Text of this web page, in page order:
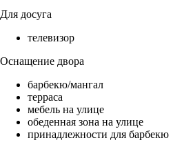
Для досуга
телевизор
Оснащение двора
барбекю/мангал
терраса
мебель на улице
обеденная зона на улице
принадлежности для барбекю